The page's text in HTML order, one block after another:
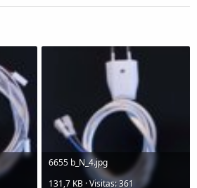
6655 b_N_4.jpg
131,7 KB · Visitas: 361